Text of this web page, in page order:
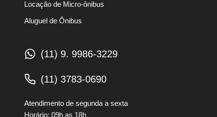
Locação de Micro-ônibus
Aluguel de Ônibus
(11) 9. 9986-3229
(11) 3783-0690
Atendimento de segunda a sexta
Horário: 09h as 18h